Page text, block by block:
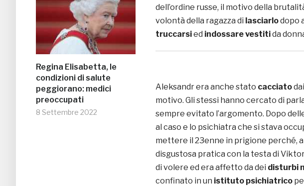
Regina Elisabetta, le
condizioni di salute
peggiorano: medici
preoccupati
8 Settembre 2022
dell’ordine russe, il motivo della
volontà della ragazza di lasciarlodopo
truccarsied indossare vestitida
Aleksandr era anche stato cacciato
motivo. Gli stessi hanno cercato di
sempre evitato l’argomento. Dopo
al caso e lo psichiatra che si stava
mettere il 23enne in prigione perché,
disgustosa pratica con la testa di
di volere ed era affetto da dei disturbi
confinato in un istituto psichiatrico